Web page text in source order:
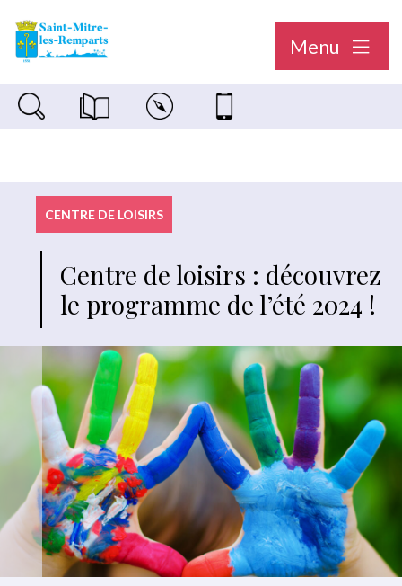
Menu
Recherche sur le siteMagazine municipal "Le Saint-Mitréen"
Carte interactiveNous contacter
CENTRE DE LOISIRS
Centre de loisirs : découvrez
le programme de l’été 2024 !